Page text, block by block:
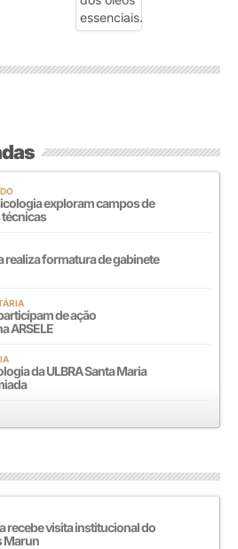
exploram campos de
técnicas
realiza formatura de gabinete
de ação
ARSELE
da ULBRA Santa Maria
recebe visita institucional do
Marun